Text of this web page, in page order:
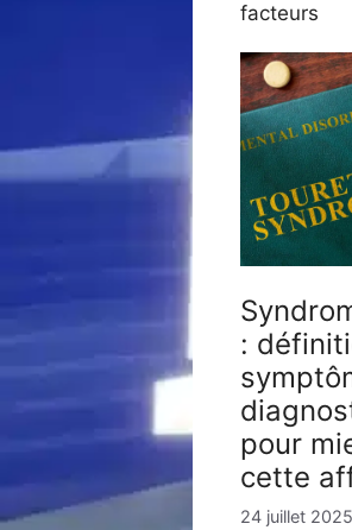
facteurs
:
pour
cette
24 juillet 2025